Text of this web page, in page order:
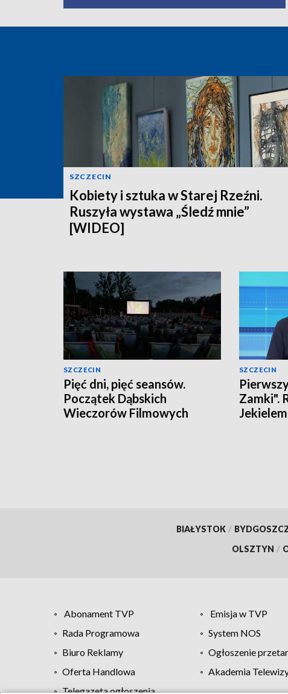
SZCZECIN
Kobiety i sztuka w Starej Rzeźni.
Ruszyła wystawa „Śledź mnie”
[WIDEO]
SZCZECIN
Pięć dni, pięć seansów.
Początek Dąbskich
Wieczorów Filmowych
SZCZECIN
Zamki".
BIAŁYSTOK /
OLSZTYN /
Abonament TVP Emisja w TVP
Rada Programowa
System NOS
Biuro Reklamy
Ogłoszenie
Oferta Handlowa
Akademia
Telegazeta ogłoszenia